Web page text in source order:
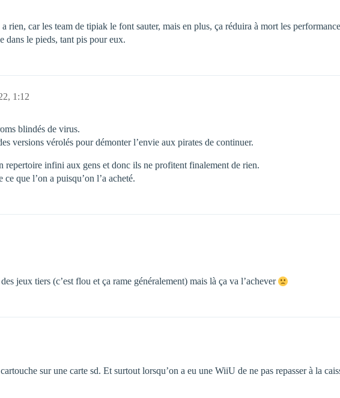
rien, car les team de tipiak le font sauter, mais en plus, ça réduira à mort les
dans le pieds, tant pis pour eux.
1:12
blindés de virus.
versions vérolés pour démonter l’envie aux pirates de continuer.
repertoire infini aux gens et donc ils ne profitent finalement de rien.
que l’on a puisqu’on l’a acheté.
jeux tiers (c’est flou et ça rame généralement) mais là ça va l’achever
sur une carte sd. Et surtout lorsqu’on a eu une WiiU de ne pas repasser à la